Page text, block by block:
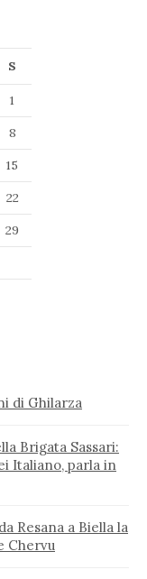
S
1
8
15
22
29
di Ghilarza
Brigata Sassari:
Italiano, parla in
Resana a Biella la
Chervu